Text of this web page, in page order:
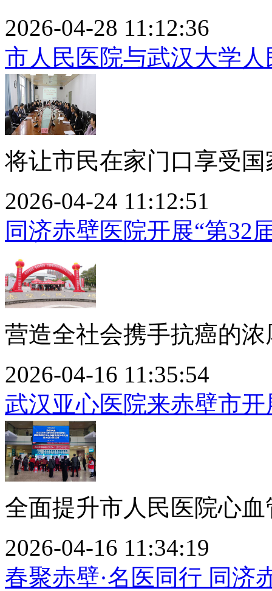
2026-04-28 11:12:36
市人民医院与武汉大学
将让市民在家门口享受
2026-04-24 11:12:51
同济赤壁医院开展“第32
营造全社会携手抗癌的浓
2026-04-16 11:35:54
武汉亚心医院来赤壁市
全面提升市人民医院心
2026-04-16 11:34:19
春聚赤壁·名医同行 同济